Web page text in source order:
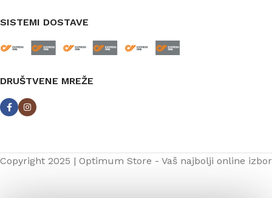
SISTEMI DOSTAVE
DRUŠTVENE MREŽE
Copyright 2025 | Optimum Store - Vaš najbolji online izbor